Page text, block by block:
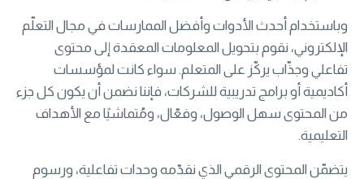
وباستخدام أحدث الأدوات وأفضل الممارسات في مجال التعلّم
الإلكتروني، نقوم بتحويل المعلومات المعقدة إلى محتوى
تفاعلي وجذّاب يركّز على المتعلم. سواء كانت لمؤسسات
أكاديمية أو برامج تدريبية للشركات، فإننا نضمن أن يكون كل جزء
من المحتوى سهل الوصول، وفعّال، ومُتماشيًا مع الأهداف
التعليمية.
يتضمّن المحتوى الرقمي الذي نقدّمه وحدات تفاعلية، ورسوم